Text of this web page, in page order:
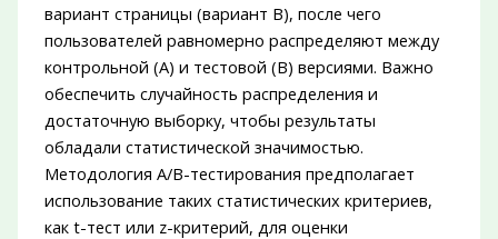
вариант страницы (вариант B), после чего
пользователей равномерно распределяют между
контрольной (A) и тестовой (B) версиями. Важно
обеспечить случайность распределения и
достаточную выборку, чтобы результаты
обладали статистической значимостью.
Методология A/B-тестирования предполагает
использование таких статистических критериев,
как t-тест или z-критерий, для оценки